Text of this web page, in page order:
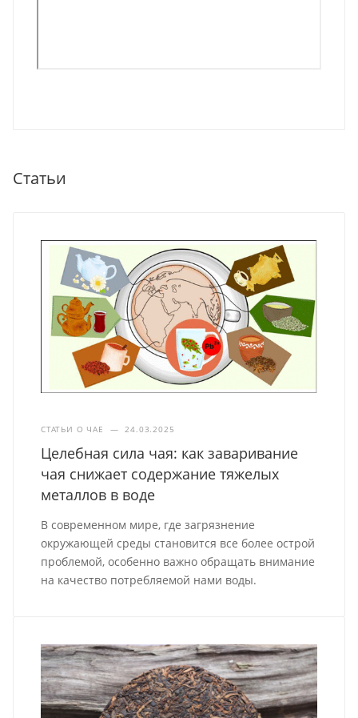
Статьи
СТАТЬИ О ЧАЕ — 24.03.2025
Целебная сила чая: как заваривание
чая снижает содержание тяжелых
металлов в воде
В современном мире, где загрязнение
окружающей среды становится все более острой
проблемой, особенно важно обращать внимание
на качество потребляемой нами воды.